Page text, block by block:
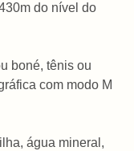
do nível do
boné, tênis ou
com modo M
água mineral,